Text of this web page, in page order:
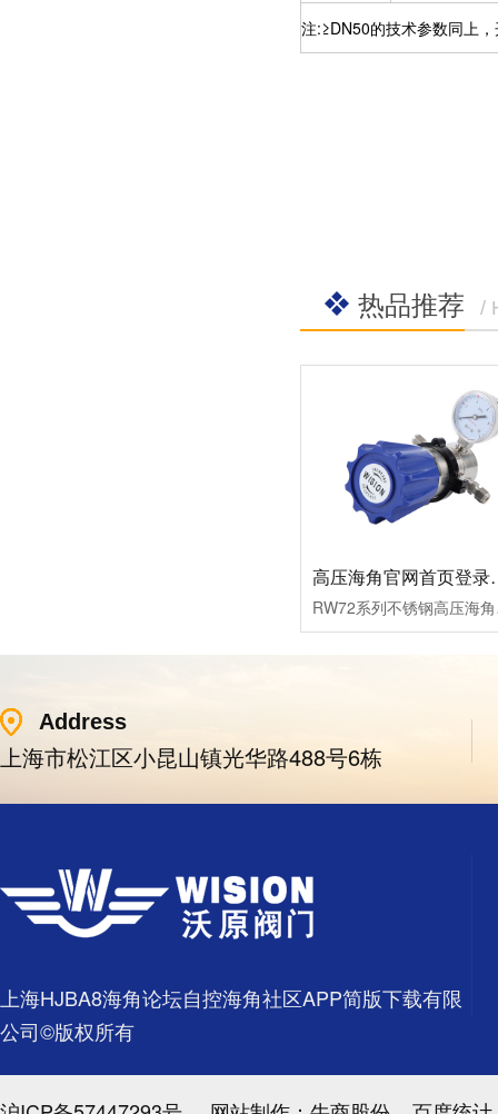
注:≥DN50的技术参数同上
热品推荐 /
高压海
RW72系列不
Address
上海市松江区小昆山镇光华路488号6栋
上海HJBA8海角论坛自控海角社区APP简版下载有限
公司©版权所有